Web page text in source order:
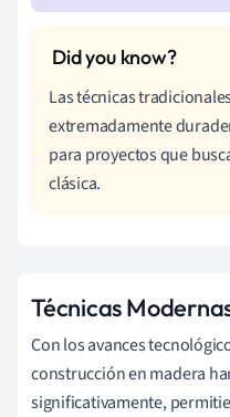
Las técnicas
extremadamente
para proyectos que
clásica.
Técnicas
Con los avances
construcción en madera
significativamente,